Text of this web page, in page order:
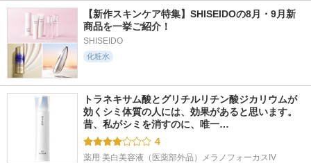
【新作スキンケア特集】SHISEIDOの8月・9月新
商品を一挙ご紹介！
SHISEIDO
化粧水
トラネキサム酸とグリチルリチン酸ジカリウムが
効くシミ体質の人には、効果があると思います。
昔、私がシミを消すのに、唯一…
4
薬用 美白美容液（医薬部外品）メラノフォーカスIV